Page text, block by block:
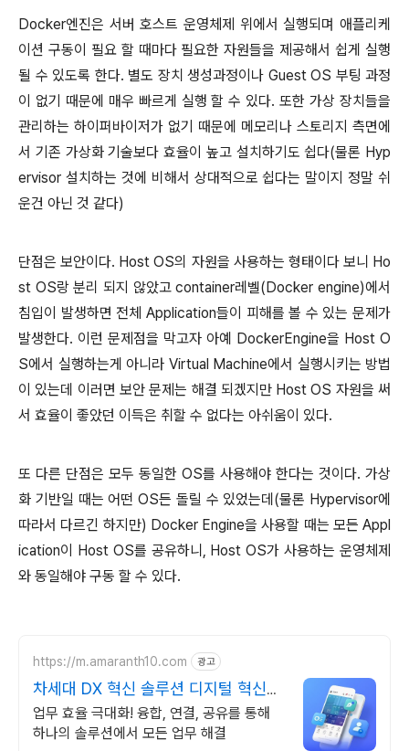
Docker엔진은 서버 호스트 운영체제 위에서 실행되며 애플리케
이션 구동이 필요 할 때마다 필요한 자원들을 제공해서 쉽게 실행
될 수 있도록 한다. 별도 장치 생성과정이나 Guest OS 부팅 과정
이 없기 때문에 매우 빠르게 실행 할 수 있다. 또한 가상 장치들을
관리하는 하이퍼바이저가 없기 때문에 메모리나 스토리지 측면에
서 기존 가상화 기술보다 효율이 높고 설치하기도 쉽다(물론 Hyp
ervisor 설치하는 것에 비해서 상대적으로 쉽다는 말이지 정말 쉬
운건 아닌 것 같다)
단점은 보안이다. Host OS의 자원을 사용하는 형태이다 보니 Ho
st OS랑 분리 되지 않았고 container레벨(Docker engine)에서
침입이 발생하면 전체 Application들이 피해를 볼 수 있는 문제가
발생한다. 이런 문제점을 막고자 아예 DockerEngine을 Host O
S에서 실행하는게 아니라 Virtual Machine에서 실행시키는 방법
이 있는데 이러면 보안 문제는 해결 되겠지만 Host OS 자원을 써
서 효율이 좋았던 이득은 취할 수 없다는 아쉬움이 있다.
또 다른 단점은 모두 동일한 OS를 사용해야 한다는 것이다. 가상
화 기반일 때는 어떤 OS든 돌릴 수 있었는데(물론 Hypervisor에
따라서 다르긴 하지만) Docker Engine을 사용할 때는 모든 Appl
ication이 Host OS를 공유하니, Host OS가 사용하는 운영체제
와 동일해야 구동 할 수 있다.
https://m.amaranth10.com 광고
차세대 DX 혁신 솔루션 디지털 혁신의
완성
업무 효율 극대화! 융합, 연결, 공유를 통해
하나의 솔루션에서 모든 업무 해결